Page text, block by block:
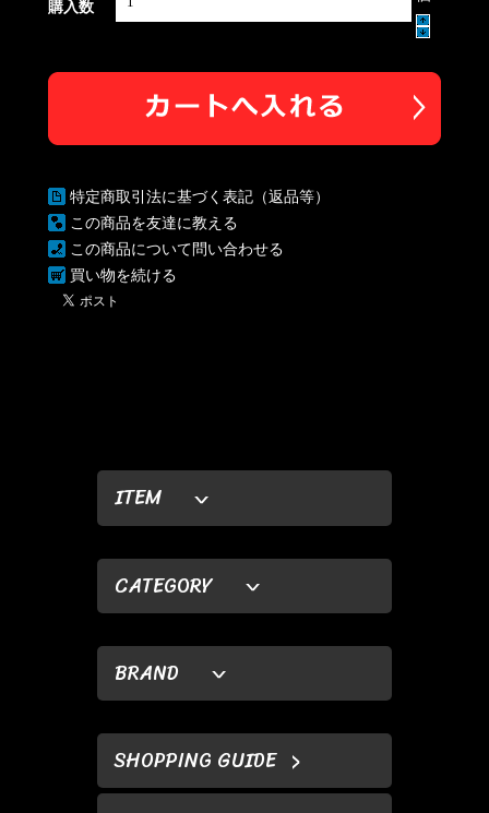
ITEM
CATEGORY
BRAND
SHOPPING GUIDE
購入数
特定商取引法に基づく表記（返品等）
この商品を友達に教える
この商品について問い合わせる
買い物を続ける